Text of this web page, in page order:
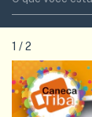
1 /2